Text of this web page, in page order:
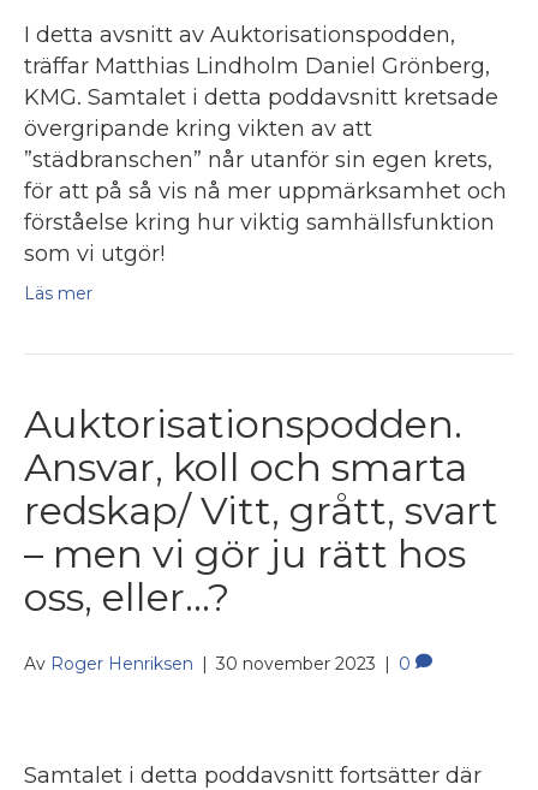
I detta avsnitt av Auktorisationspodden,
träffar Matthias Lindholm Daniel Grönberg,
KMG. Samtalet i detta poddavsnitt kretsade
övergripande kring vikten av att
”städbranschen” når utanför sin egen krets,
för att på så vis nå mer uppmärksamhet och
förståelse kring hur viktig samhällsfunktion
som vi utgör!
Läs mer
Auktorisationspodden.
Ansvar, koll och smarta
redskap/ Vitt, grått, svart
– men vi gör ju rätt hos
oss, eller…?
Av Roger Henriksen | 30 november 2023 | 0
Samtalet i detta poddavsnitt fortsätter där